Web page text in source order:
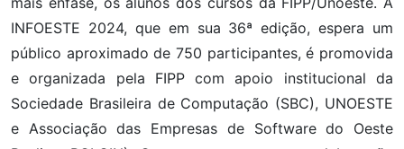
INFOESTE 2024, que em sua 36ª edição, espera um
público aproximado de 750 participantes, é promovida
e organizada pela FIPP com apoio institucional da
Sociedade Brasileira de Computação (SBC), UNOESTE
e Associação das Empresas de Software do Oeste